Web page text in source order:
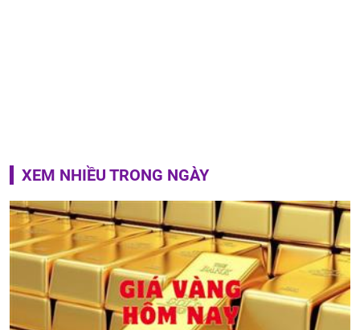
XEM NHIỀU TRONG NGÀY